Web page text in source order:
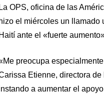
La OPS, oficina de las
hizo el miércoles un llamado
Haití ante el «fuerte
preocupa
Etienne, directora
a aumentar el